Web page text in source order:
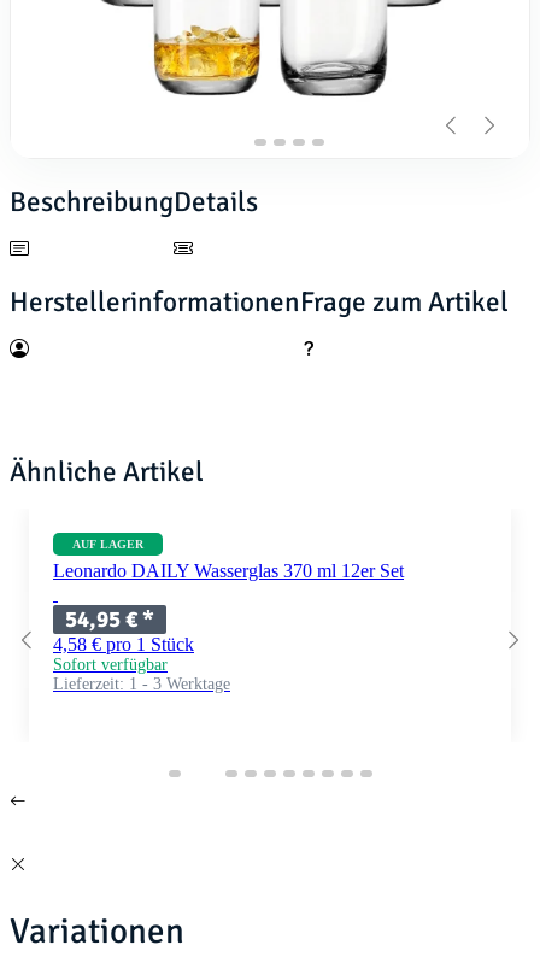
BeschreibungDetails
HerstellerinformationenFrage zum Artikel
Ähnliche Artikel
AUF LAGER
Leonardo DAILY Wasserglas 370 ml 12er Set
54,95 €*
4,58 € pro 1 Stück
Sofort verfügbar
Lieferzeit: 1 - 3 Werktage
Variationen